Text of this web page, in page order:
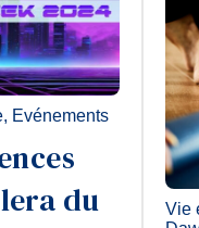
, Evénements
du
Vie